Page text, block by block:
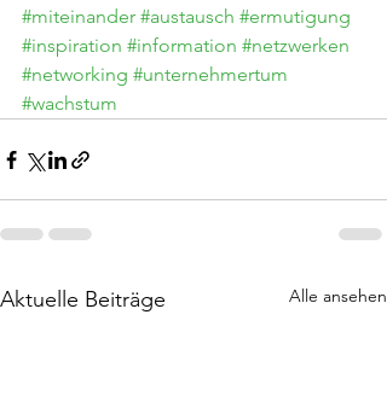
#miteinander #austausch #ermutigung
#inspiration #information #netzwerken
#networking #unternehmertum
#wachstum
Aktuelle Beiträge Alle ansehen